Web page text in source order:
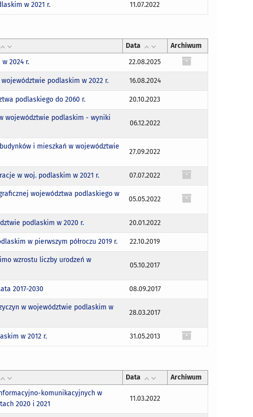
w 2021 r. 11.07.2022
Data
Archiwum
2024 r. 22.08.2025
podlaskim w 2022 r. 16.08.2024
podlaskiego do 2060 r. 20.10.2023
województwie podlaskim - wyniki
06.12.2022
i mieszkań w województwie
27.09.2022
w woj. podlaskim w 2021 r. 07.07.2022
województwa podlaskiego w
05.05.2022
podlaskim w 2020 r. 20.01.2022
w pierwszym półroczu 2019 r. 22.10.2019
wzrostu liczby urodzeń w
05.10.2017
2017-2030 08.09.2017
w województwie podlaskim w
28.03.2017
w 2012 r. 31.05.2013
Data Archiwum
komunikacyjnych w
2020 i 2021
11.03.2022